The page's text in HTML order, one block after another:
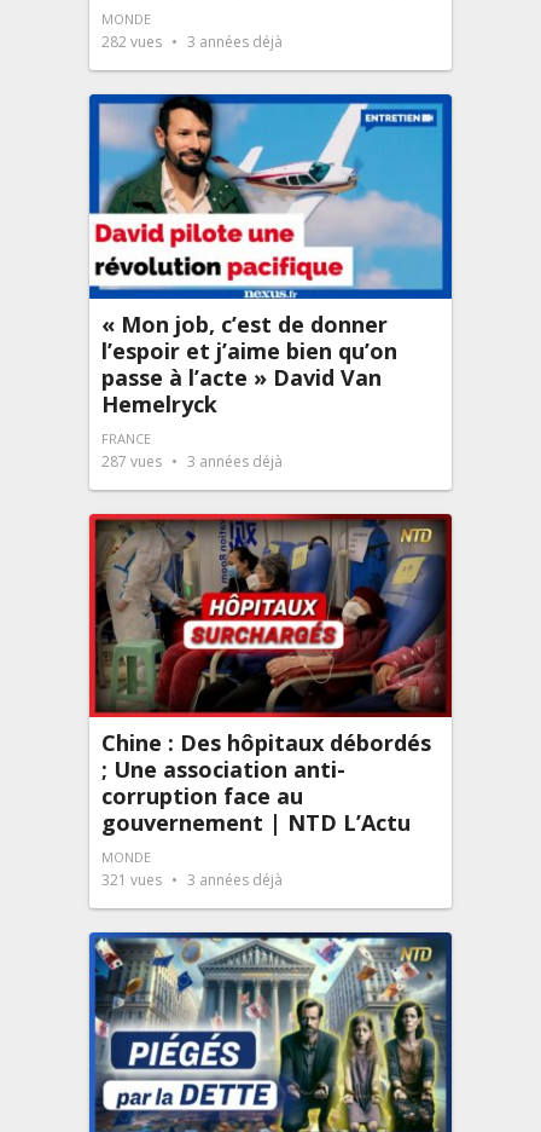
MONDE
282vues 3 années déjà
« Mon job, c’est de donner
l’espoir et j’aime bien qu’on
passe à l’acte » David Van
Hemelryck
FRANCE
287 vues 3 années déjà
Chine : Des hôpitaux débordés
; Une association anti-
corruption face au
gouvernement | NTD L’Actu
MONDE
321 vues 3 années déjà